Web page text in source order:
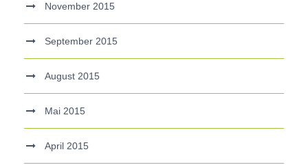
November 2015
September 2015
August 2015
Mai 2015
April 2015